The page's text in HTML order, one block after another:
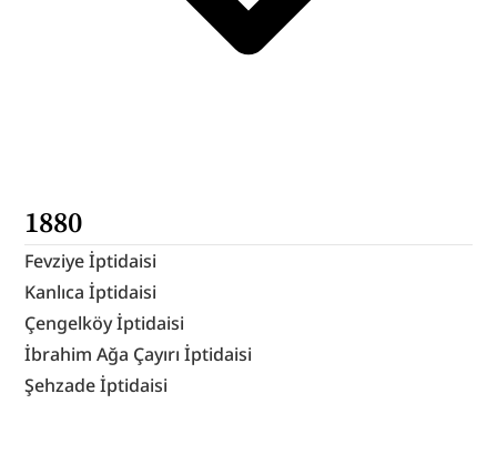
1880
Fevziye İptidaisi
Kanlıca İptidaisi
Çengelköy İptidaisi
İbrahim Ağa Çayırı İptidaisi
Şehzade İptidaisi